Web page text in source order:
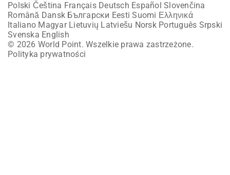
Polski Čeština Français Deutsch Español Slovenčina
Română Dansk Български Eesti Suomi Ελληνικά
Italiano Magyar Lietuvių Latviešu Norsk Português Srpski
Svenska English
© 2026 World Point. Wszelkie prawa zastrzeżone.
Polityka prywatności